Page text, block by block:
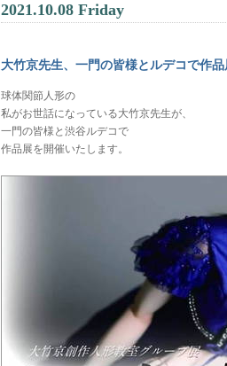
2021.10.08 Friday
大竹京先生、一門の皆様とルデコで作
球体関節人形の
私がお世話になっている大竹京先生が、
一門の皆様と渋谷ルデコで
作品展を開催いたします。